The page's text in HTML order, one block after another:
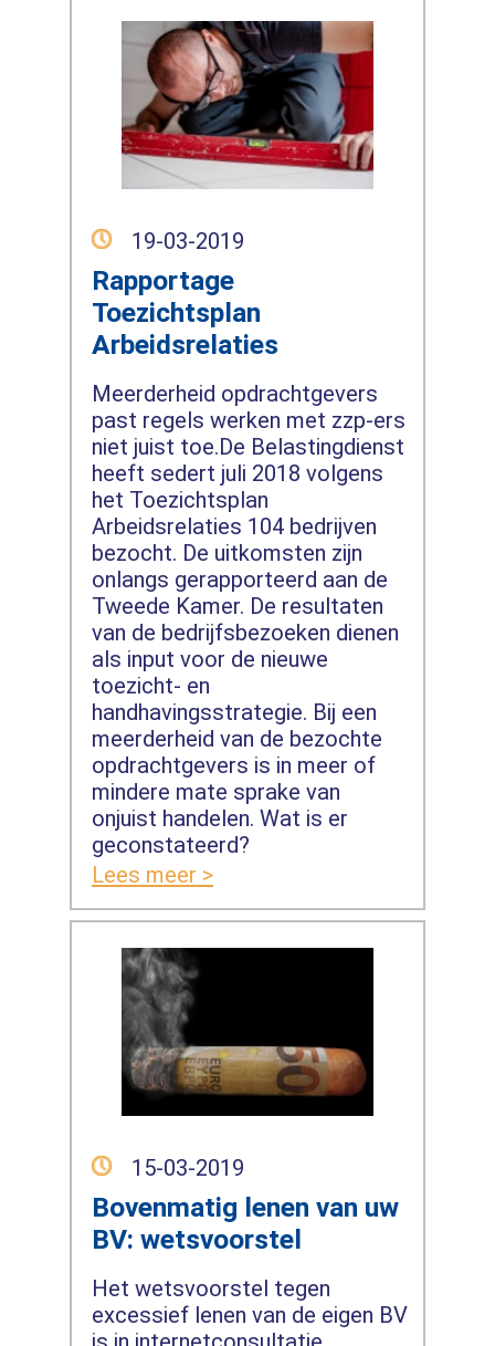
19-03-2019
Rapportage
Toezichtsplan
Arbeidsrelaties
Meerderheid opdrachtgevers
past regels werken met zzp-ers
niet juist toe.De Belastingdienst
heeft sedert juli 2018 volgens
het Toezichtsplan
Arbeidsrelaties 104 bedrijven
bezocht. De uitkomsten zijn
onlangs gerapporteerd aan de
Tweede Kamer. De resultaten
van de bedrijfsbezoeken dienen
als input voor de nieuwe
toezicht- en
handhavingsstrategie. Bij een
meerderheid van de bezochte
opdrachtgevers is in meer of
mindere mate sprake van
onjuist handelen. Wat is er
geconstateerd?
Lees meer >
15-03-2019
Bovenmatig lenen van uw
BV: wetsvoorstel
Het wetsvoorstel tegen
excessief lenen van de eigen BV